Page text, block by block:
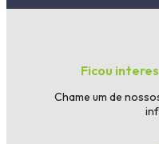
Ficou
Chame um de